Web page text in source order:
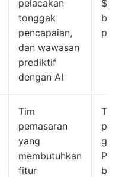
pelacakan
tonggak
pencapaian,
dan wawasan
prediktif
dengan AI
Tim
pemasaran
yang
membutuhkan
fitur